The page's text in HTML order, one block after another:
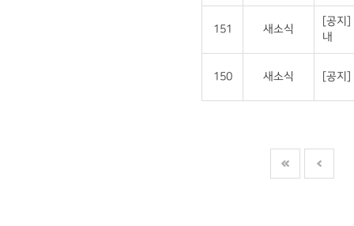
151 새소식
[공지]
내
150 새소식 [공지]